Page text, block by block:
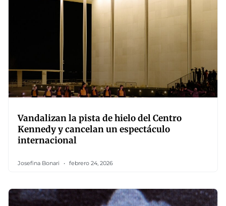
Vandalizan la pista de hielo del Centro
Kennedy y cancelan un espectáculo
internacional
Josefina Bonari febrero 24, 2026